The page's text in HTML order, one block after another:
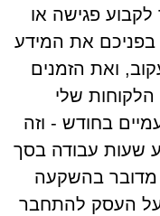
פגישה או
את המידע
ואת הזמנים
שלי
בחודש - וזה
שעות עבודה בסך
בהשקעה
העסק להתחבר